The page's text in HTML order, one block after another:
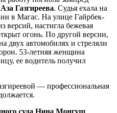
Аза Газгиреева. Судья ехала на
в Магас. На улице Гайрбек-
версий, настигла бежевая
огонь. По другой версии,
двух автомобилях и стреляли
53-летняя женщина
ее водитель получил
— профессиональная
суда Нина Монгуш